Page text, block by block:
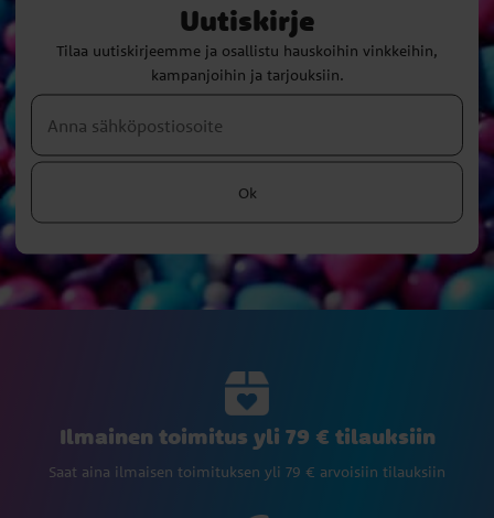
Uutiskirje
Tilaa uutiskirjeemme ja osallistu hauskoihin vinkkeihin,
kampanjoihin ja tarjouksiin.
Ok
Ilmainen toimitus yli 79 € tilauksiin
Saat aina ilmaisen toimituksen yli 79 € arvoisiin tilauksiin